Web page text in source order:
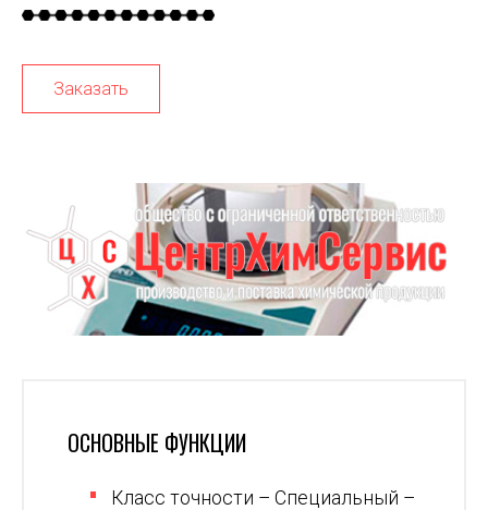
Заказать
ОСНОВНЫЕ ФУНКЦИИ
Класс точности – Специальный –